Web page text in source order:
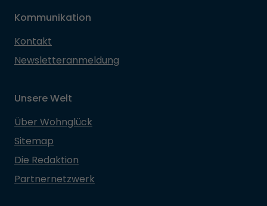
Kommunikation
Kontakt
Newsletteranmeldung
Unsere Welt
Über Wohnglück
Sitemap
Die Redaktion
Partnernetzwerk